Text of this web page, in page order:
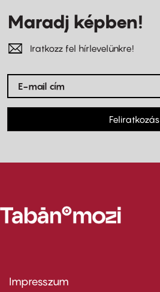
Maradj képben!
Iratkozz fel hírlevelünkre!
Feliratkozás
Footer
Impresszum